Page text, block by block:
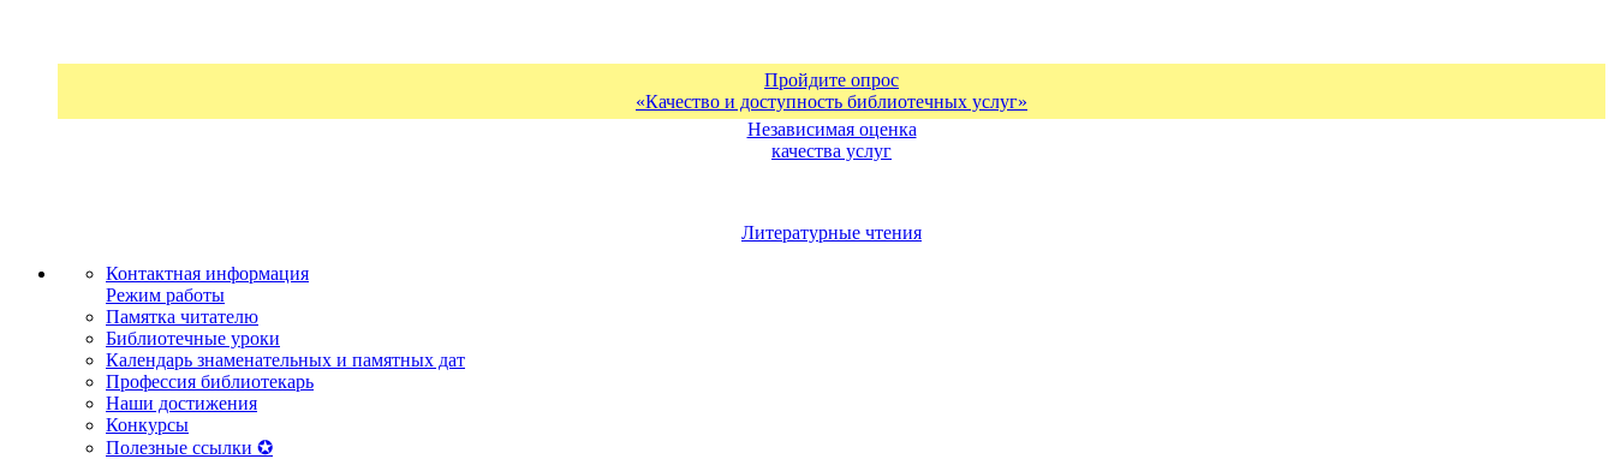
Пройдите опрос
«Качество и доступность библиотечных услуг»
Независимая оценка
качества услуг
Литературные чтения
Контактная информация
Режим работы
Памятка читателю
Библиотечные уроки
Календарь знаменательных и памятных дат
Профессия библиотекарь
Наши достижения
Конкурсы
Полезные ссылки ✪